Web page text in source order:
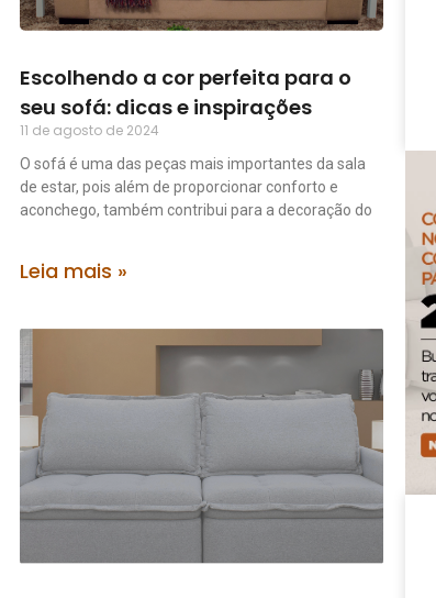
Escolhendo a cor perfeita para o
seu sofá: dicas e inspirações
11 de agosto de 2024
O sofá é uma das peças mais importantes da sala
de estar, pois além de proporcionar conforto e
aconchego, também contribui para a decoração do
Leia mais »